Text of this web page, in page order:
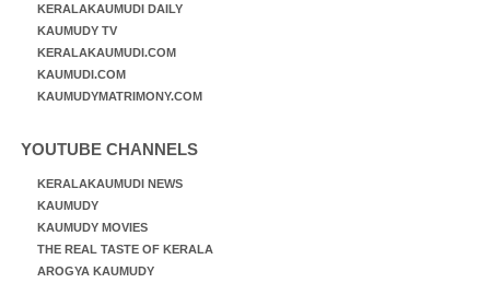
KERALAKAUMUDI DAILY
KAUMUDY TV
KERALAKAUMUDI.COM
KAUMUDI.COM
KAUMUDYMATRIMONY.COM
YOUTUBE CHANNELS
KERALAKAUMUDI NEWS
KAUMUDY
KAUMUDY MOVIES
THE REAL TASTE OF KERALA
AROGYA KAUMUDY